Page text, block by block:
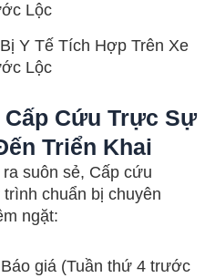
Y Tế Tích Hợp Trên Xe
Lộc
Cứu Trực Sự
Triển Khai
suôn sẻ, Cấp cứu
chuẩn bị chuyên
ngặt:
giá (Tuần thứ 4 trước